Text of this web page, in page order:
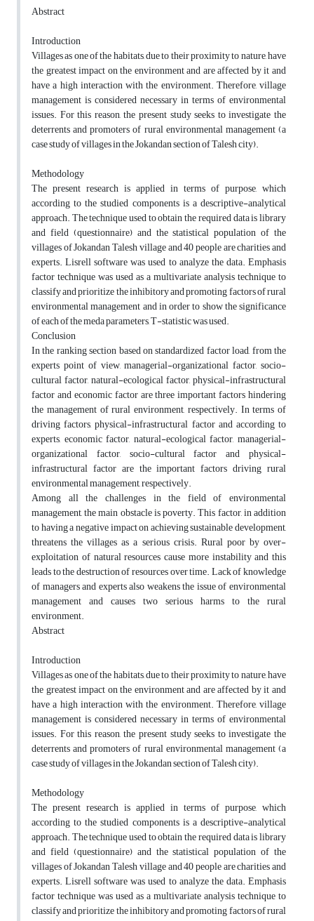
Abstract
Introduction
Villages as one of the habitats, due to their proximity to nature, have
the greatest impact on the environment and are affected by it and
have a high interaction with the environment. Therefore, village
management is considered necessary in terms of environmental
issues. For this reason, the present study seeks to investigate the
deterrents and promoters of rural environmental management (a
case study of villages in the Jokandan section of Talesh city).
Methodology
The present research is applied in terms of purpose, which
according to the studied components is a descriptive-analytical
approach. The technique used to obtain the required data is library
and field (questionnaire) and the statistical population of the
villages of Jokandan Talesh village and 40 people are charities and
experts. Lisrell software was used to analyze the data. Emphasis
factor technique was used as a multivariate analysis technique to
classify and prioritize the inhibitory and promoting factors of rural
environmental management and in order to show the significance
of each of the meda parameters, T-statistic was used.
Conclusion
In the ranking section based on standardized factor load, from the
experts point of view, managerial-organizational factor, socio-
cultural factor, natural-ecological factor, physical-infrastructural
factor and economic factor are three important factors hindering
the management of rural environment, respectively. In terms of
driving factors, physical-infrastructural factor and according to
experts, economic factor, natural-ecological factor, managerial-
organizational factor, socio-cultural factor and physical-
infrastructural factor are the important factors driving rural
environmental management, respectively.
Among all the challenges in the field of environmental
management, the main obstacle is poverty. This factor, in addition
to having a negative impact on achieving sustainable development,
threatens the villages as a serious crisis. Rural poor by over-
exploitation of natural resources cause more instability and this
leads to the destruction of resources over time. Lack of knowledge
of managers and experts also weakens the issue of environmental
management and causes two serious harms to the rural
environment.
Abstract
Introduction
Villages as one of the habitats, due to their proximity to nature, have
the greatest impact on the environment and are affected by it and
have a high interaction with the environment. Therefore, village
management is considered necessary in terms of environmental
issues. For this reason, the present study seeks to investigate the
deterrents and promoters of rural environmental management (a
case study of villages in the Jokandan section of Talesh city).
Methodology
The present research is applied in terms of purpose, which
according to the studied components is a descriptive-analytical
approach. The technique used to obtain the required data is library
and field (questionnaire) and the statistical population of the
villages of Jokandan Talesh village and 40 people are charities and
experts. Lisrell software was used to analyze the data. Emphasis
factor technique was used as a multivariate analysis technique to
classify and prioritize the inhibitory and promoting factors of rural